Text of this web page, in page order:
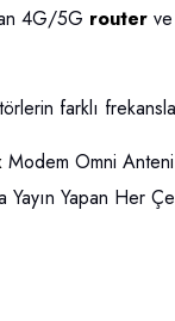
4G/5G router
farklı
Modem Omni
Yapan Her